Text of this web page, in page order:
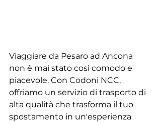
Viaggiare da Pesaro ad Ancona
non è mai stato così comodo e
piacevole. Con Codoni NCC,
offriamo un servizio di trasporto di
alta qualità che trasforma il tuo
spostamento in un'esperienza